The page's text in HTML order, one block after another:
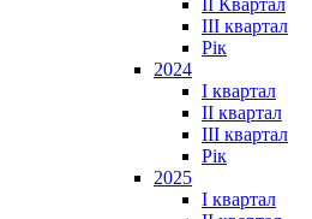
ІІ Квартал
III квартал
Рік
2024
I квартал
II квартал
III квартал
Рік
2025
I квартал